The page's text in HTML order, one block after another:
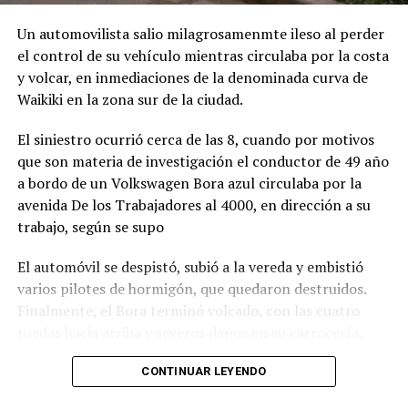
Un automovilista salio milagrosamenmte ileso al perder
el control de su vehículo mientras circulaba por la costa
y volcar, en inmediaciones de la denominada curva de
Waikiki en la zona sur de la ciudad.
El siniestro ocurrió cerca de las 8, cuando por motivos
que son materia de investigación el conductor de 49 año
a bordo de un Volkswagen Bora azul circulaba por la
avenida De los Trabajadores al 4000, en dirección a su
trabajo, según se supo
El automóvil se despistó, subió a la vereda y embistió
varios pilotes de hormigón, que quedaron destruidos.
Finalmente, el Bora terminó volcado, con las cuatro
Ante el violento impacto, personal médico, Defensa
CONTINUAR LEYENDO